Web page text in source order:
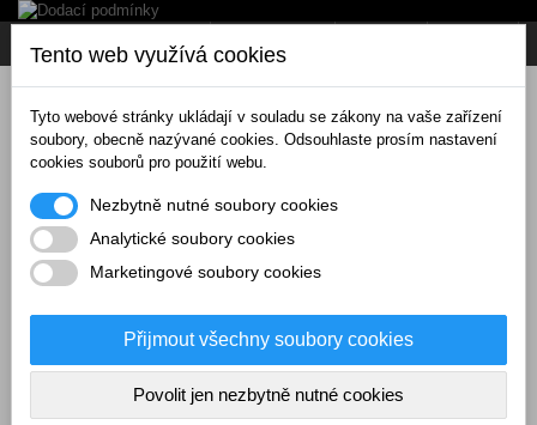
Košík (prázdný)
Tento web využívá cookies
Tyto webové stránky ukládají v souladu se zákony na vaše zařízení
soubory, obecně nazývané cookies. Odsouhlaste prosím nastavení
cookies souborů pro použití webu.
Nezbytně nutné soubory cookies
Analytické soubory cookies
Marketingové soubory cookies
Přijmout všechny soubory cookies
Povolit jen nezbytně nutné cookies